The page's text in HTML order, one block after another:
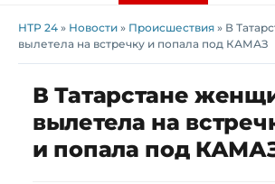
НТР 24 » Новости » Происшествия » В
вылетела на встречку и попала под КАМАЗ
В Татарстане
вылетела на
и попала под